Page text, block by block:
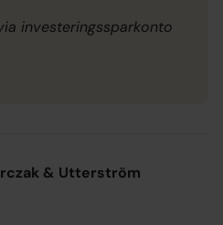
investeringssparkonto
& Utterström